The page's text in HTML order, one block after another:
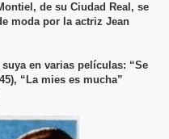
de su Ciudad Real, se
moda por la actriz Jean
en varias películas: “Se
“La mies es mucha”